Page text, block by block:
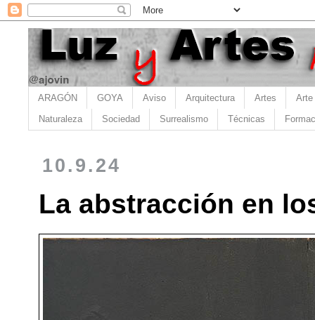
ARAGÓN GOYA Aviso Arquitectura Artes Arte
Naturaleza Sociedad Surrealismo Técnicas
10.9.24
La abstracción en